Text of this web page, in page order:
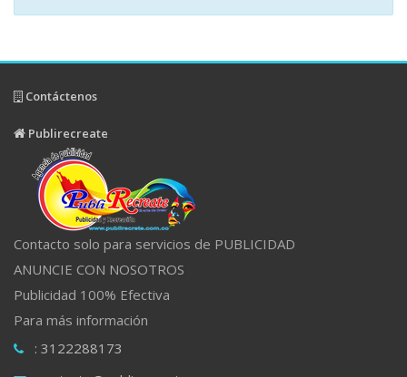
Contáctenos
Publirecreate
Contacto solo para servicios de PUBLICIDAD
ANUNCIE CON NOSOTROS
Publicidad 100% Efectiva
Para más información
: 3122288173